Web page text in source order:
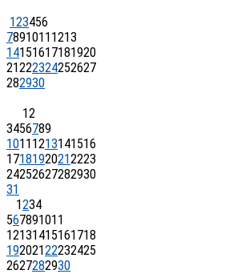
123456
78910111213
14151617181920
21222324252627
282930
12
3456789
10111213141516
17181920212223
24252627282930
31
1234
567891011
12131415161718
19202122232425
2627282930